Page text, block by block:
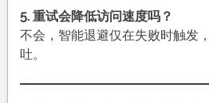
5. 重试会降低访问速度吗？
不会，智能退避仅在失败时触发
吐。